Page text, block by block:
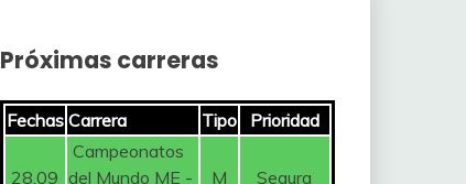
Próximas carreras
Fechas Carrera Tipo Prioridad
28.09
Campeonatos
del Mundo ME -
M Segura